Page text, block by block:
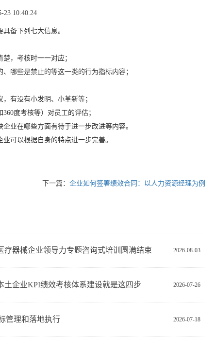
23 10:40:24
备下列七大信息。
，考核时一一对应；
哪些是禁止的等这一类的行为指标内容；
有没有小发明、小革新等；
360度考核等）对员工的评估；
业在哪些方面有待于进一步改进等内容。
可以根据自身的特点进一步完善。
下一篇： 企业如何签署绩效合同：以人力资源经理为例
2026-08-03
疗器械企业领导力专题咨询式培训圆满结束
2026-07-26
土企业KPI绩效考核体系建设就是这四步
2026-07-18
管理和落地执行